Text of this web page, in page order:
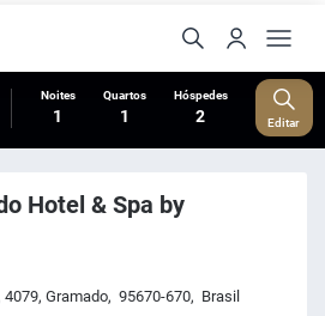
Noites
1
Quartos
1
Hóspedes
2 Editar
Hotel & Spa by
4079,Gramado, 95670-670, Brasil